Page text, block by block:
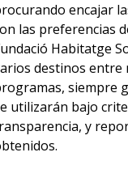
encajar
las preferencias
Habitatge
destinos entre
siempre
utilizarán bajo
y